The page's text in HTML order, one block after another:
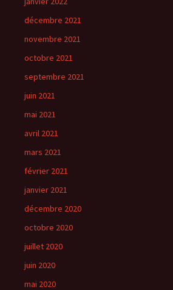
décembre 2021
novembre 2021
octobre 2021
septembre 2021
juin 2021
mai 2021
avril 2021
mars 2021
février 2021
janvier 2021
décembre 2020
octobre 2020
juillet 2020
juin 2020
mai 2020